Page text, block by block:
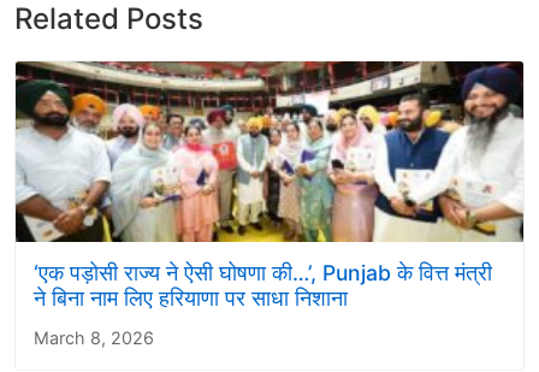
Related Posts
‘एक पड़ोसी राज्य ने ऐसी घोषणा की…’, Punjab के वित्त मंत्री
ने बिना नाम लिए हरियाणा पर साधा निशाना
March 8, 2026